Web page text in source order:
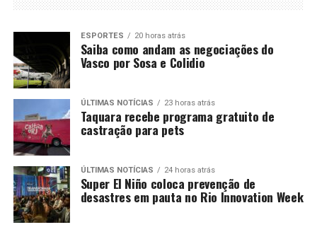
ESPORTES 20 horas atrás
Saiba como andam as negociações do
Vasco por Sosa e Colidio
ÚLTIMAS NOTÍCIAS 23 horas atrás
Taquara recebe programa gratuito de
castração para pets
ÚLTIMAS NOTÍCIAS 24 horas atrás
Super El Niño coloca prevenção de
desastres em pauta no Rio Innovation Week